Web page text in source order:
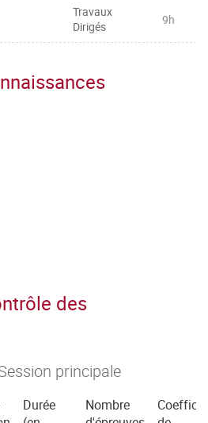
Travaux
Dirigés
9h
des
principale
Durée
Nombre